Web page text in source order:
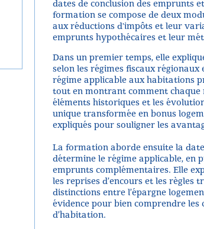
dates de conclusion des emprunts
formation se compose de deux
aux réductions d'impôts et leur
emprunts hypothécaires et leur
Dans un premier temps, elle
selon les régimes fiscaux
régime applicable aux habitations
tout en montrant comment chaque
éléments historiques et les
unique transformée en bonus
expliqués pour souligner les
La formation aborde ensuite la
détermine le régime applicable, en
emprunts complémentaires. Elle
les reprises d’encours et les règles
distinctions entre l’épargne
évidence pour bien comprendre
d’habitation.